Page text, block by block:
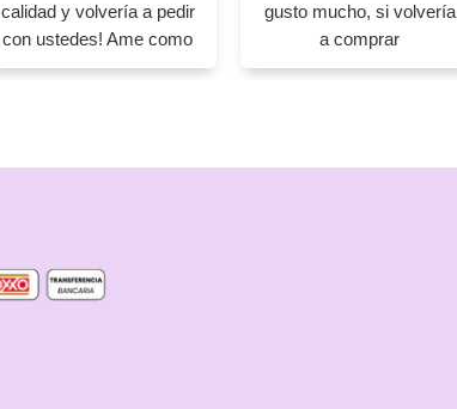
calidad y volvería a pedir
con ustedes! Ame como
se ve mi producto en
gusto mucho, si volvería
a comprar